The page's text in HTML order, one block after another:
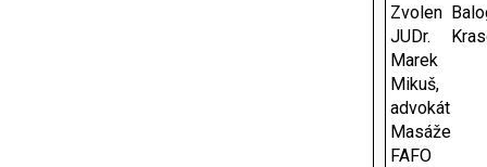
Zvolen
JUDr.
Marek
Mikuš,
advokát
Masáže
FAFO